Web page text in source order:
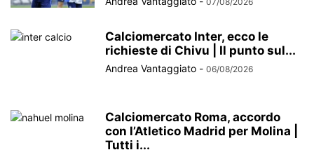
Calciomercato Inter, ecco le
richieste di Chivu | Il punto sul...
Andrea Vantaggiato - 06/08/2026
Calciomercato Roma, accordo
con l’Atletico Madrid per Molina |
Tutti i...